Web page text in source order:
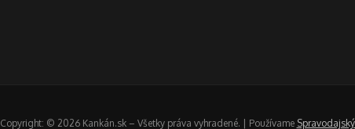
Copyright: © 2026 Kankán.sk – Všetky práva vyhradené. | Používame